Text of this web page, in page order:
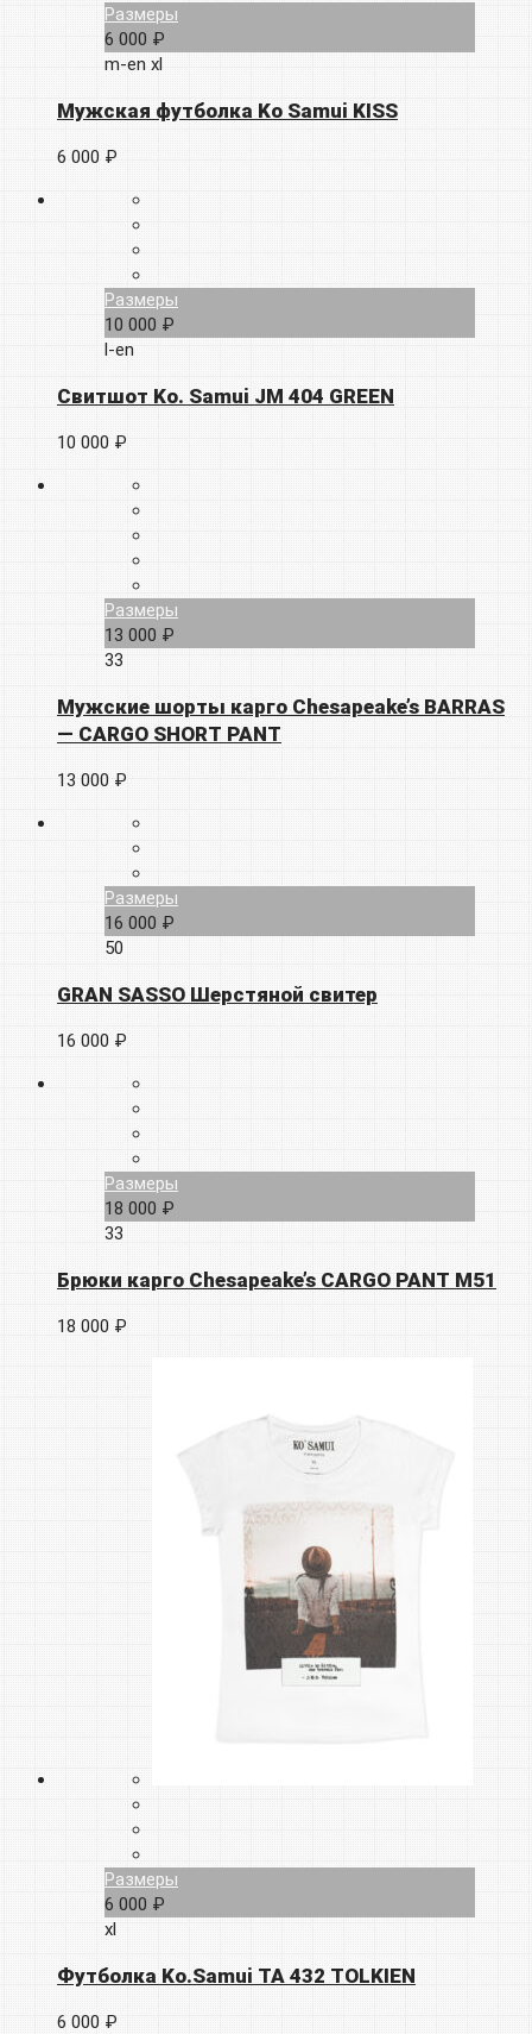
Размеры
6 000 ₽
m-en xl
Мужская футболка Ko Samui KISS
6 000 ₽
Размеры
10 000 ₽
l-en
Свитшот Ko. Samui JM 404 GREEN
10 000 ₽
Размеры
13 000 ₽
33
Мужские шорты карго Chesapeake’s BARRAS
— CARGO SHORT PANT
13 000 ₽
Размеры
16 000 ₽
50
GRAN SASSO Шерстяной свитер
16 000 ₽
Размеры
18 000 ₽
33
Брюки карго Chesapeake’s CARGO PANT M51
18 000 ₽
Размеры
6 000 ₽
xl
Футболка Ko.Samui TA 432 TOLKIEN
6 000 ₽